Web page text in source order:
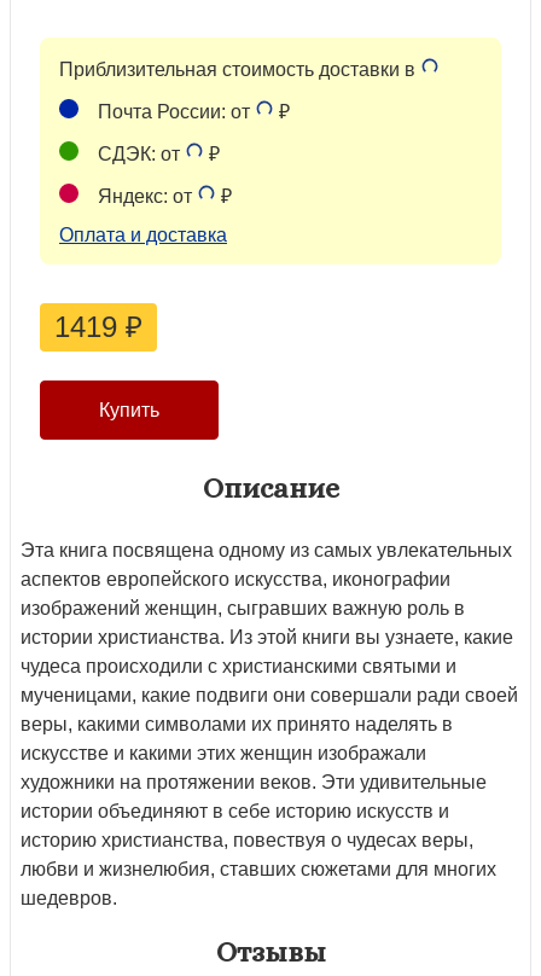
Приблизительная стоимость доставки в
Почта России: от ₽
СДЭК: от ₽
Яндекс: от
₽
Оплата и доставка
1419 ₽
Описание
Эта книга посвящена одному из самых увлекательных
аспектов европейского искусства, иконографии
изображений женщин, сыгравших важную роль в
истории христианства. Из этой книги вы узнаете, какие
чудеса происходили с христианскими святыми и
мученицами, какие подвиги они совершали ради своей
веры, какими символами их принято наделять в
искусстве и какими этих женщин изображали
художники на протяжении веков. Эти удивительные
истории объединяют в себе историю искусств и
историю христианства, повествуя о чудесах веры,
любви и жизнелюбия, ставших сюжетами для многих
шедевров.
Отзывы